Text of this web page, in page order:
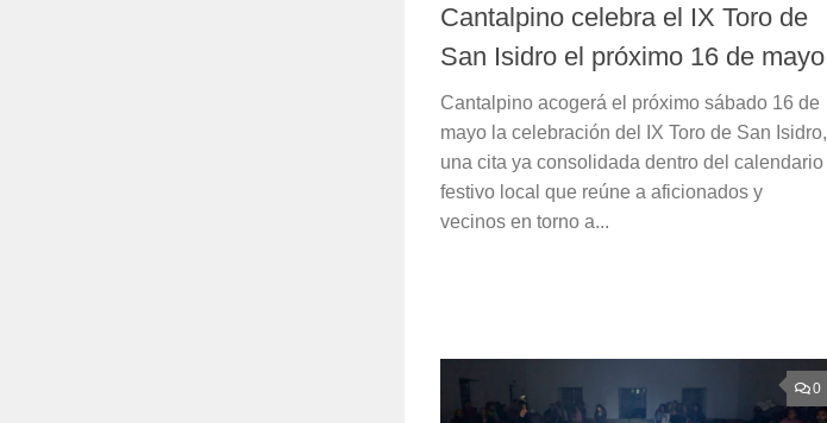
Cantalpino celebra el IX Toro de
San Isidro el próximo 16 de mayo
Cantalpino acogerá el próximo sábado 16 de
mayo la celebración del IX Toro de San Isidro,
una cita ya consolidada dentro del calendario
festivo local que reúne a aficionados y
vecinos en torno a...
0